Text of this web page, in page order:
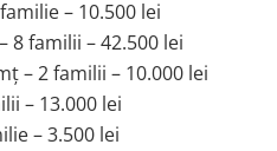
– 10.500 lei
8 familii – 42.500 lei
– 2 familii – 10.000 lei
– 13.000 lei
– 3.500 lei